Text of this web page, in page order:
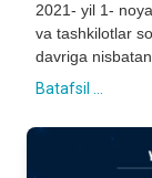
2021- yil 1-
va tashkilotlar so
davriga nisbatan
Batafsil ...